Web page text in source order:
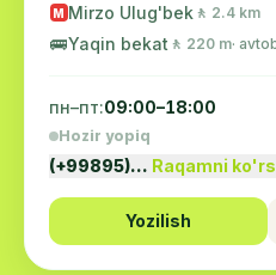
M Mirzo Ulug'bek 🚶 2.4 km
🚌Yaqin bekat 🚶 220 m·
пн–пт:09:00–18:00
Hozir yopiq
(+99895)… Raqamni
Yozilish